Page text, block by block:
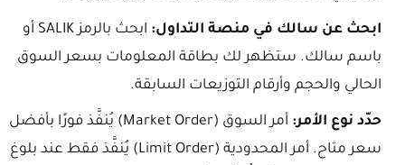
ابحث عن سالك في منصة التداول:
ابحث بالرمز SALIK أو
باسم سالك. ستظهر لك بطاقة المعلومات بسعر السوق
الحالي والحجم وأرقام التوزيعات السابقة.
حدّد نوع الأمر:
أمر السوق (Market Order) يُنفَّذ فورًا بأفضل
سعر متاح. أمر المحدودية (Limit Order) يُنفَّذ فقط عند بلوغ